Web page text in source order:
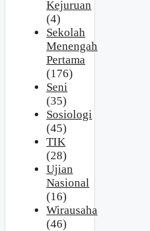
Kejuruan
(4)
Sekolah
Menengah
Pertama
(176)
Seni
(35)
Sosiologi
(45)
TIK
(28)
Ujian
Nasional
(16)
Wirausaha
(46)